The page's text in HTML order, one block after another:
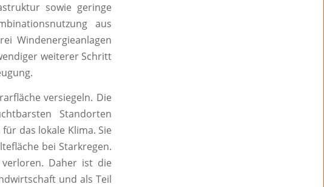
sowie geringe
aus
Windenergieanlagen
weiterer Schritt
versiegeln. Die
Standorten
das lokale Klima. Sie
bei Starkregen.
Daher ist die
und als Teil